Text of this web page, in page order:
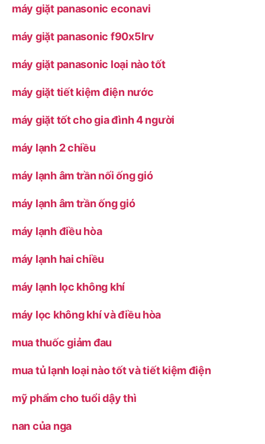
máy giặt panasonic econavi
máy giặt panasonic f90x5lrv
máy giặt panasonic loại nào tốt
máy giặt tiết kiệm điện nước
máy giặt tốt cho gia đình 4 người
máy lạnh 2 chiều
máy lạnh âm trần nối ống gió
máy lạnh âm trần ống gió
máy lạnh điều hòa
máy lạnh hai chiều
máy lạnh lọc không khí
máy lọc không khí và điều hòa
mua thuốc giảm đau
mua tủ lạnh loại nào tốt và tiết kiệm điện
mỹ phẩm cho tuổi dậy thì
nan của nga